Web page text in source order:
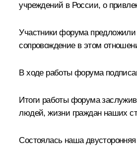
учреждений в России, о
Участники форума предложили
сопровождение в этом
В ходе работы форума
Итоги работы форума
людей, жизни граждан наших
Состоялась наша двусторонняя